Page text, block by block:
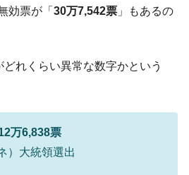
業「半導体絶好調」のウラで他業
が示す現況は決して良くない。
突案件】韓国消費者院が『クーパ
ォンを認定 ⇒ 総額3兆7,000億
竣工と公示
】ウォン安が急進！ 日米の協調
票が「 30万7,542票 」もあるの
どれくらい異常な数字かという
万6,838票
）大統領選出